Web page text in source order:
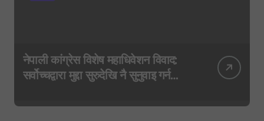
नेपाली कांग्रेस विशेष महाधिवेशन विवाद:
सर्वोच्चद्वारा मुद्दा सुरुदेखि नै सुनुवाइ गर्न